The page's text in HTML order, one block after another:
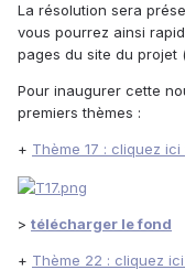
La résolution sera
vous pourrez ainsi
pages du site du projet
Pour inaugurer cette
premiers thèmes :
+ Thème 17 : cliquez
> télécharger le fond
+ Thème 22 : cliquez